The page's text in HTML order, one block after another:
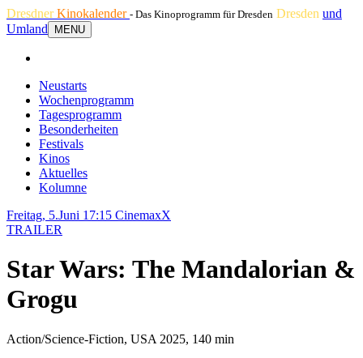
DresdnerKinokalender - Das Kinoprogramm für Dresden Dresden und
Umland
MENU
Neustarts
Wochenprogramm
Tagesprogramm
Besonderheiten
Festivals
Kinos
Aktuelles
Kolumne
Freitag, 5.Juni 17:15 CinemaxX
TRAILER
Star Wars: The Mandalorian &
Grogu
Action/Science-Fiction, USA 2025, 140 min